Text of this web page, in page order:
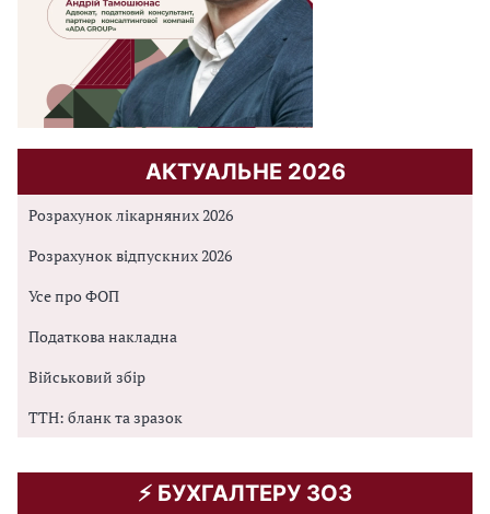
АКТУАЛЬНЕ 2026
Розрахунок лікарняних 2026
Розрахунок відпускних 2026
Усе про ФОП
Податкова накладна
Військовий збір
ТТН: бланк та зразок
⚡️ БУХГАЛТЕРУ ЗОЗ